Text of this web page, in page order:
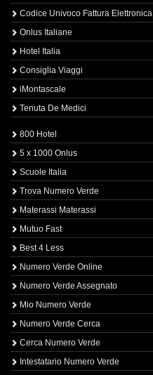
Codice Univoco Fattura Elettronica
Onlus Italiane
Hotel Italia
Consiglia Viaggi
iMontascale
Tenuta De Medici
800 Hotel
5 x 1000 Onlus
Scuole Italia
Trova Numero Verde
Materassi Materassi
Mutuo Fast
Best 4 Less
Numero Verde Online
Numero Verde Assegnato
Mio Numero Verde
Numero Verde Cerca
Cerca Numero Verde
Intestatario Numero Verde